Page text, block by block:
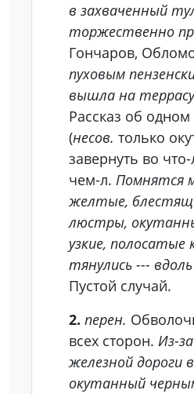
в захваченный
торжественно
Гончаров,
пуховым
вышла на
Рассказ об
(несов. только
завернуть во
чем-л. Помнятся
желтые,
люстры,
узкие,
тянулись ---
Пустой случай.
2. перен.
всех сторон. Из-
железной дороги
окутанный